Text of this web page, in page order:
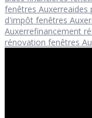
fenêtres Auxerreaides
d'impôt fenêtres
Auxerrefinancement
rénovation fenêtres